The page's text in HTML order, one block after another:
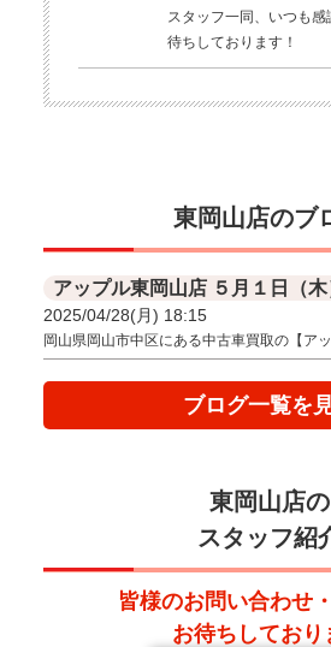
スタッフ一同、いつも
待ちしております！
東岡山店のブ
2025/04/28(月) 18:15
岡山県岡山市中区にある中古車買取の【ア
ブログ一覧を
東岡山店の
スタッフ紹
皆様のお問い合わせ
お待ちしており